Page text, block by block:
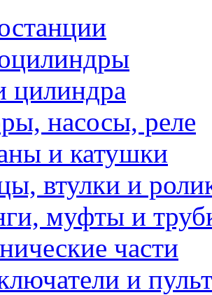
цилиндра
насосы, реле
и катушки
втулки и
муфты и
части
и